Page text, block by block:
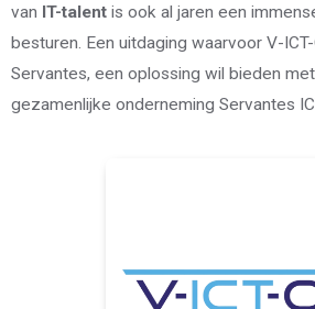
van IT-talent is ook al jaren een
besturen. Een uitdaging waarvoor V-
Servantes, een oplossing wil bieden
gezamenlijke onderneming Servantes